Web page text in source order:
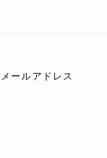
メールアドレス